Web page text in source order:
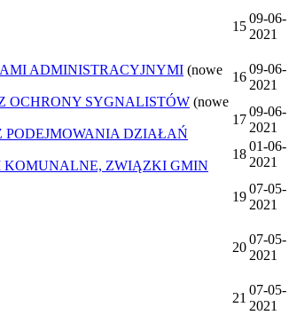
ADMINISTRACYJNYMI (nowe
OCHRONY SYGNALISTÓW (nowe
PODEJMOWANIA DZIAŁAŃ
KOMUNALNE, ZWIĄZKI GMIN
15
09-06-
2021
16
09-06-
2021
17
09-06-
2021
18
01-06-
2021
19
07-05-
2021
20
07-05-
2021
21
07-05-
2021